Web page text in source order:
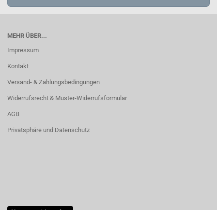
MEHR ÜBER...
Impressum
Kontakt
Versand- & Zahlungsbedingungen
Widerrufsrecht & Muster-Widerrufsformular
AGB
Privatsphäre und Datenschutz